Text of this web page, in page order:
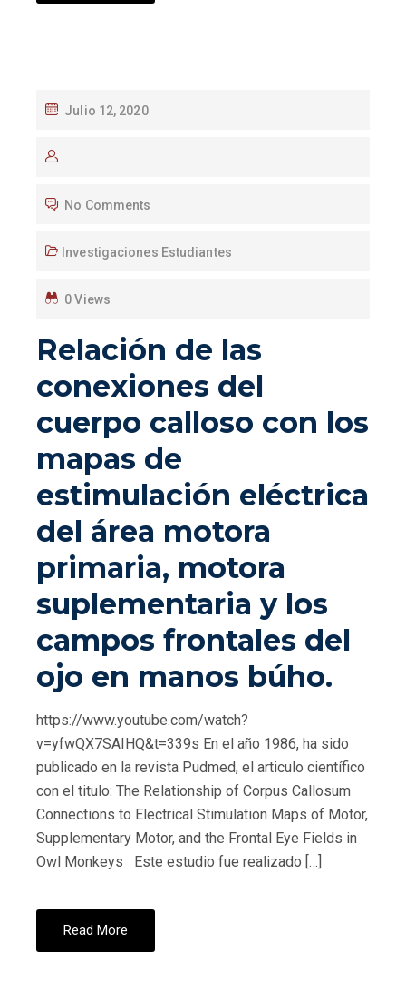
Julio 12, 2020
No Comments
Investigaciones Estudiantes
0 Views
Relación de las
conexiones del
cuerpo calloso con los
mapas de
estimulación eléctrica
del área motora
primaria, motora
suplementaria y los
campos frontales del
ojo en manos búho.
https://www.youtube.com/watch?
v=yfwQX7SAIHQ&t=339s En el año 1986, ha sido
publicado en la revista Pudmed, el articulo científico
con el titulo: The Relationship of Corpus Callosum
Connections to Electrical Stimulation Maps of Motor,
Supplementary Motor, and the Frontal Eye Fields in
Owl Monkeys Este estudio fue realizado […]
Read More